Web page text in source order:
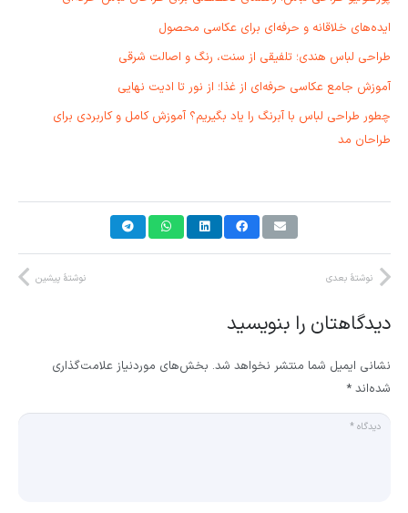
ایده‌های خلاقانه و حرفه‌ای برای عکاسی محصول
طراحی لباس هندی؛ تلفیقی از سنت، رنگ و اصالت شرقی
آموزش جامع عکاسی حرفه‌ای از غذا؛ از نور تا ادیت نهایی
چطور طراحی لباس با آبرنگ را یاد بگیریم؟ آموزش کامل و کاربردی برای
طراحان مد
نوشتهٔ پیشین نوشتهٔ بعدی
دیدگاهتان را بنویسید
نشانی ایمیل شما منتشر نخواهد شد. بخش‌های موردنیاز علامت‌گذاری
شده‌اند*